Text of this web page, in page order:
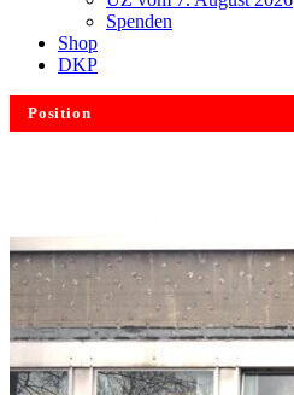
Spenden
Shop
DKP
Position